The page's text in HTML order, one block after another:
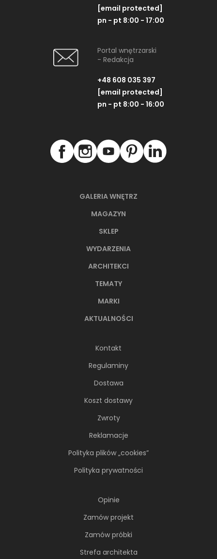
GALERIA WNĘTRZ
MAGAZYN
SKLEP
WYDARZENIA
ARCHITEKCI
TEMATY
MARKI
AKTUALNOŚCI
Kontakt
Regulaminy
Dostawa
Koszt dostawy
Zwroty
Reklamacje
Polityka plików „cookies”
Polityka prywatności
Opinie
Zamów projekt
Zamów próbki
Strefa architekta
[email protected]
pn - pt 8:00 - 17:00
Portal wnętrzarski
- Redakcja
+48 608 035 397
[email protected]
pn - pt 8:00 - 16:00